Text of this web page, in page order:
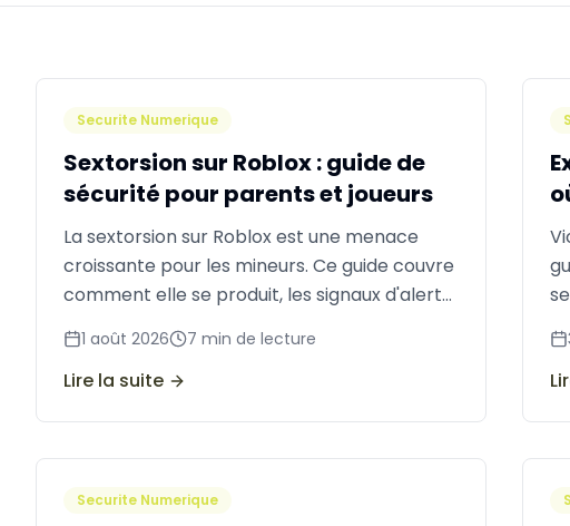
Securite Numerique
Sextorsion sur Roblox : guide de
sécurité pour parents et joueurs
La sextorsion sur Roblox est une menace
croissante pour les mineurs. Ce guide couvre
comment elle se produit, les signaux d'alerte,
les étapes de réponse et Take It Down pour
les cas de mineurs.
1 août 2026 7 min de lecture
Lire la suite
Securite Numerique